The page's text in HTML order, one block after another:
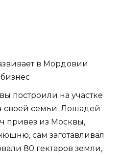
построили на участке
семьи. Лошадей
привез из Москвы,
сам заготавливал
80 гектаров земли,